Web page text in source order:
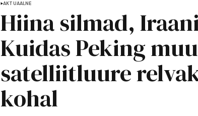
AKTUAALNE
Hiina silmad,
Kuidas Peking
satelliitluure
kohal